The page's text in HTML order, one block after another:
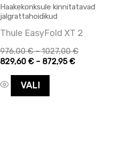
Haakekonksule kinnitatavad
jalgrattahoidikud
Thule EasyFold XT 2
976,00€ – 1027,00€
829,60 € – 872,95€
VALI
tootelehel.